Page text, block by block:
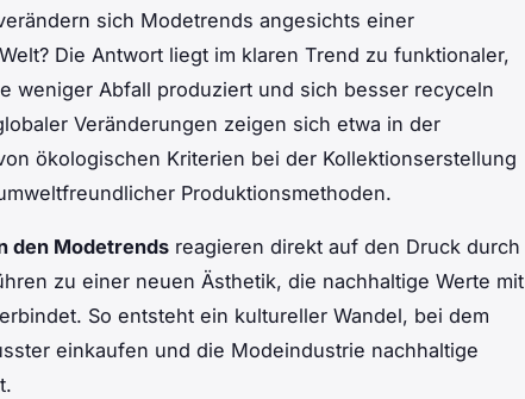
sich Modetrends angesichts einer
Die Antwort liegt im klaren Trend zu funktionaler,
weniger Abfall produziert und sich besser recyceln
Veränderungen zeigen sich etwa in der
ökologischen Kriterien bei der Kollektionserstellung
Produktionsmethoden.
den Modetrends reagieren direkt auf den Druck durch
zu einer neuen Ästhetik, die nachhaltige Werte mit
So entsteht ein kultureller Wandel, bei dem
einkaufen und die Modeindustrie nachhaltige